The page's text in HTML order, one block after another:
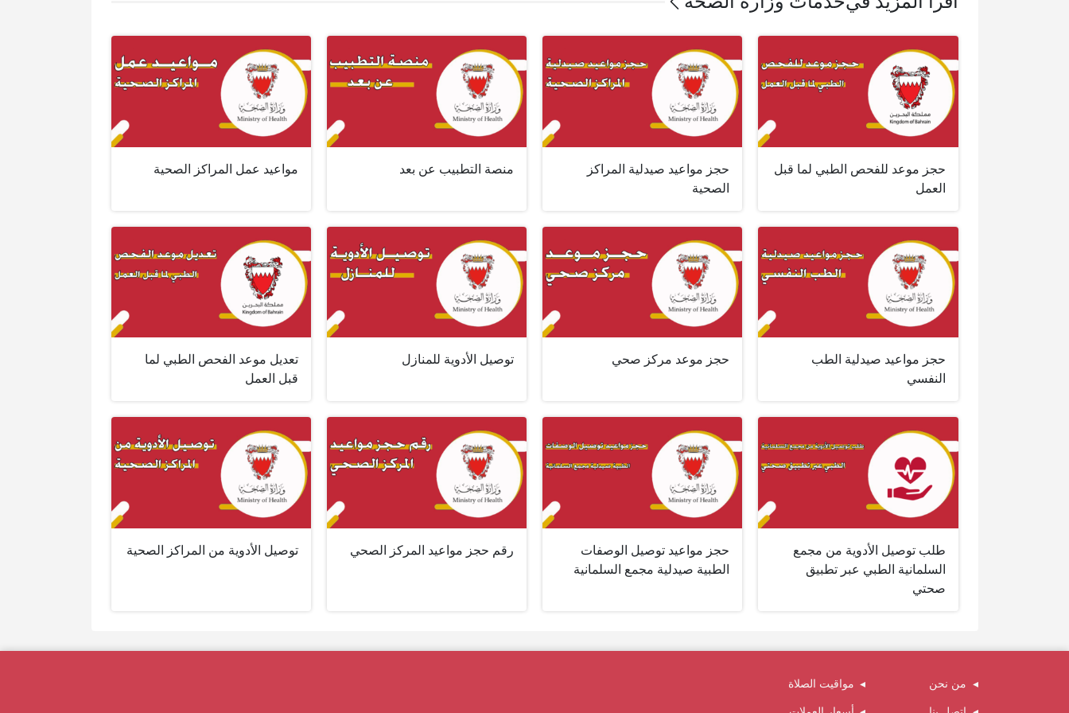
حجز موعد للفحص الطبي لما قبل
العمل
حجز مواعيد صيدلية المراكز
الصحية
منصة التطبيب عن بعد مواعيد عمل المراكز الصحية
حجز مواعيد صيدلية الطب
النفسي
حجز موعد مركز صحي توصيل الأدوية للمنازل
تعديل موعد الفحص الطبي لما
قبل العمل
طلب توصيل الأدوية من مجمع
السلمانية الطبي عبر تطبيق
صحتي
حجز مواعيد توصيل الوصفات
الطبية صيدلية مجمع السلمانية
رقم حجز مواعيد المركز الصحي توصيل الأدوية من المراكز الصحية
من نحن مواقيت الصلاة